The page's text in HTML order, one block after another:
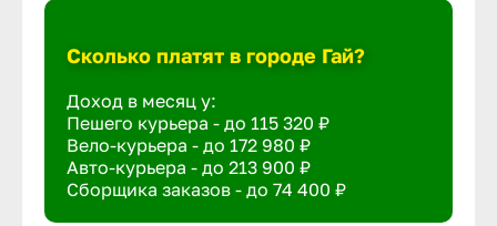
Сколько платят в городе Гай?
Доход в месяц у:
Пешего курьера - до 115 320 ₽
Вело-курьера - до 172 980 ₽
Авто-курьера - до 213 900 ₽
Сборщика заказов - до 74 400 ₽